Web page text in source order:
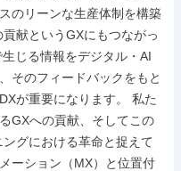
のリーンな生産体制を構築
献というGXにもつながっ
じる情報をデジタル・AI
そのフィードバックをもと
が重要になります。 私た
GXへの貢献、そしてこの
グにおける革命と捉えて
ーション（MX）と位置付